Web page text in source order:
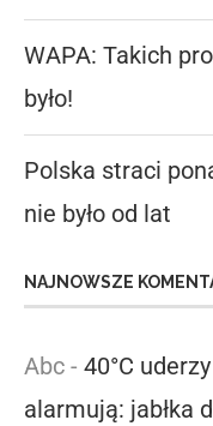
WAPA: Takich
było!
Polska straci
nie było od lat
NAJNOWSZE
Abc - 40°C
alarmują: jabłka